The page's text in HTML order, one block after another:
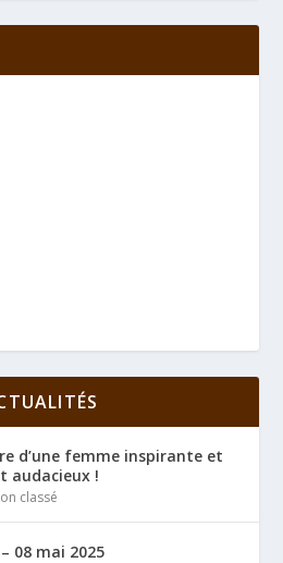
d’une femme inspirante et
audacieux !
classé
08 mai 2025